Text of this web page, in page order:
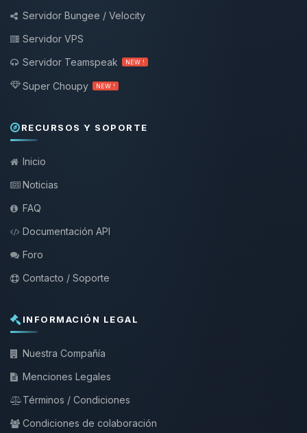
Servidor Bungee / Velocity
Servidor VPS
Servidor Teamspeak
NEW !
Super Choupy NEW !
RECURSOS Y SOPORTE
Inicio
Noticias
FAQ
Documentación API
Foro
Contacto / Soporte
INFORMACIÓN LEGAL
Nuestra Compañía
Menciones Legales
Términos / Condiciones
Condiciones de colaboración